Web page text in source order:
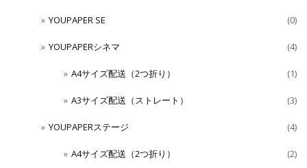
YOUPAPER SE (0)
YOUPAPERシネマ (4)
A4サイズ配送（2つ折り） (1)
A3サイズ配送（ストレート） (3)
YOUPAPERステージ (4)
A4サイズ配送（2つ折り） (2)